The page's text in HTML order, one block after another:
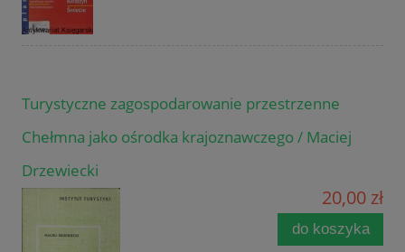
Turystyczne zagospodarowanie przestrzenne
Chełmna jako ośrodka krajoznawczego / Maciej
Drzewiecki
20,00 zł
do koszyka